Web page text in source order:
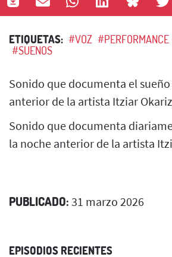
ETIQUETAS: #VOZ #PERFORMANCE
#SUENOS
Sonido que documenta el
anterior de la artista Itziar Okariz
Sonido que documenta
la noche anterior de la artista
PUBLICADO: 31 marzo 2026
EPISODIOS RECIENTES